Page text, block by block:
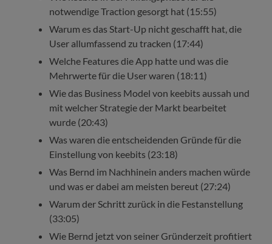
notwendige Traction gesorgt hat (15:55)
Warum es das Start-Up nicht geschafft hat, die
User allumfassend zu tracken (17:44)
Welche Features die App hatte und was die
Mehrwerte für die User waren (18:11)
Wie das Business Model von keebits aussah und
mit welcher Strategie der Markt bearbeitet
wurde (20:43)
Was waren die entscheidenden Gründe für die
Einstellung von keebits (23:18)
Was Bernd im Nachhinein anders machen würde
und was er dabei am meisten bereut (27:24)
Warum der Schritt zurück in die Festanstellung
(33:05)
Wie Bernd jetzt von seiner Gründerzeit profitiert